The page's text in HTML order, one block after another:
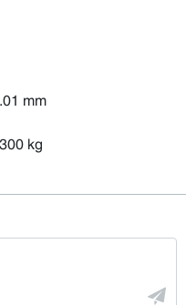
mm
kg